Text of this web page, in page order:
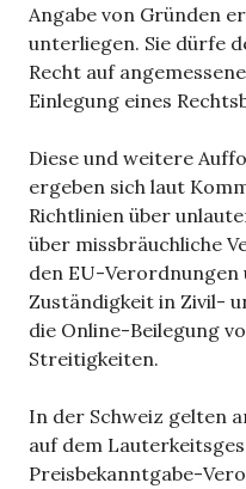
Angabe von Gründen
unterliegen. Sie dürfe
Recht auf
Einlegung eines
Diese und weitere
ergeben sich laut
Richtlinien über
über missbräuchliche
den EU-
Zuständigkeit in Zivil-
die Online-Beilegung
Streitigkeiten.
In der Schweiz gelten
auf dem
Preisbekanntgabe-